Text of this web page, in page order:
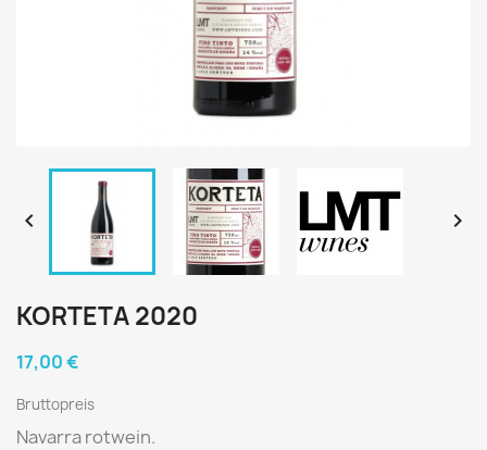
 
KORTETA 2020
17,00 €
Bruttopreis
Navarra rotwein.